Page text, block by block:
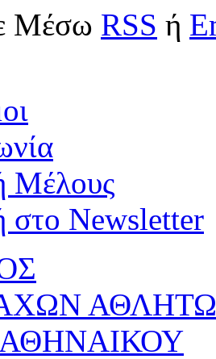
Μέσω RSS ή
Μέλους
στο Newsletter